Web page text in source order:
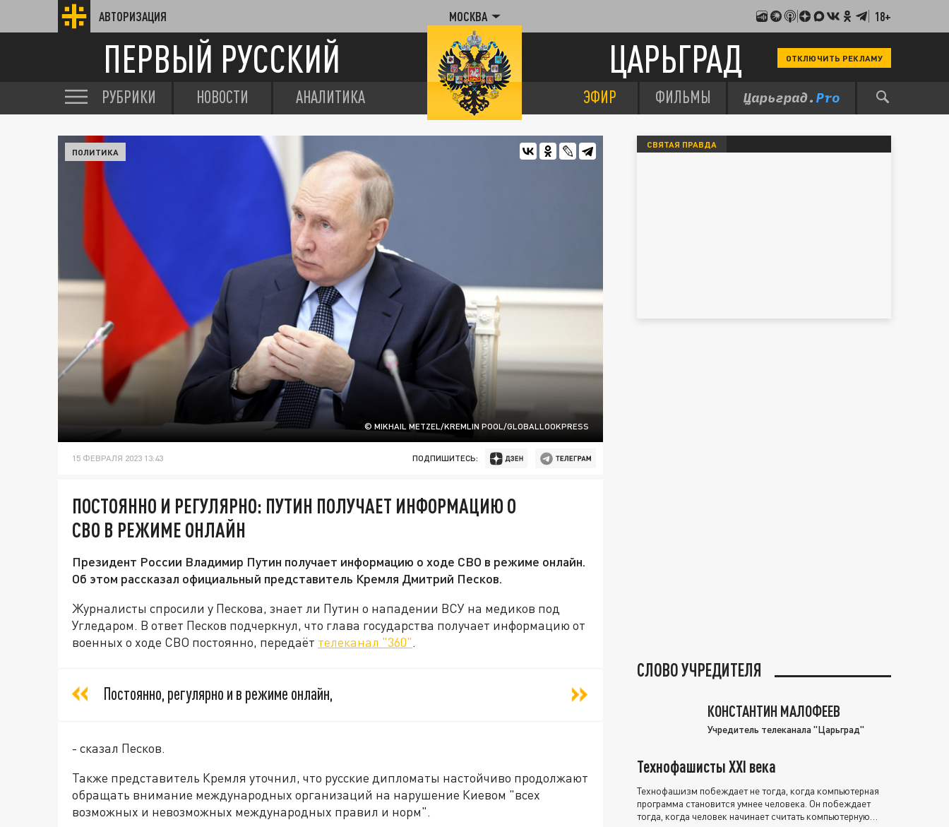
АВТОРИЗАЦИЯ МОСКВА 18+
ПЕРВЫЙ РУССКИЙ ЦАРЬГРАД ОТКЛЮЧИТЬ РЕКЛАМУ
РУБРИКИ НОВОСТИ АНАЛИТИКА ЭФИР ФИЛЬМЫ
© MIKHAIL METZEL/KREMLIN POOL/GLOBALLOOKPRESS
ПОЛИТИКА
15 ФЕВРАЛЯ 2023 13:43 ПОДПИШИТЕСЬ:
ПОСТОЯННО И РЕГУЛЯРНО: ПУТИН ПОЛУЧАЕТ ИНФОРМАЦИЮ О
СВО В РЕЖИМЕ ОНЛАЙН
Президент России Владимир Путин получает информацию о ходе СВО в режиме онлайн.
Об этом рассказал официальный представитель Кремля Дмитрий Песков.
Журналисты спросили у Пескова, знает ли Путин о нападении ВСУ на медиков под
Угледаром. В ответ Песков подчеркнул, что глава государства получает информацию от
военных о ходе СВО постоянно, передаёт телеканал "360".
Постоянно, регулярно и в режиме онлайн,
- сказал Песков.
Также представитель Кремля уточнил, что русские дипломаты настойчиво продолжают
обращать внимание международных организаций на нарушение Киевом "всех
возможных и невозможных международных правил и норм".
СВЯТАЯ ПРАВДА
СЛОВО УЧРЕДИТЕЛЯ
КОНСТАНТИН МАЛОФЕЕВ
Учредитель телеканала "Царьград"
Технофашисты XXI века
Технофашизм побеждает не тогда, когда компьютерная
программа становится умнее человека. Он побеждает
тогда, когда человек начинает считать компьютерную